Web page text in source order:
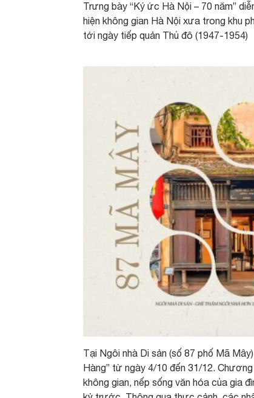
Trưng bày “Ký ức Hà Nội – 70 năm”
hiện không gian Hà Nội xưa trong khu
tới ngày tiếp quản Thủ đô (1947-1954)
Tại Ngôi nhà Di sản (số 87 phố Mã
Hàng” từ ngày 4/10 đến 31/12.
không gian, nếp sống văn hóa của gia